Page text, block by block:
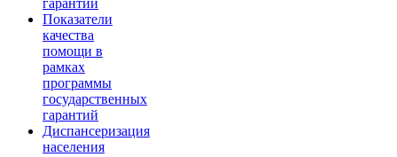
гарантий
Показатели
качества
помощи в
рамках
программы
государственных
гарантий
Диспансеризация
населения